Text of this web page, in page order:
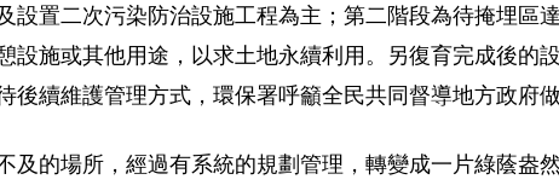
設置二次污染防治設施工程為主；第二階段為待掩埋區
設施或其他用途，以求土地永續利用。另復育完成後的
續維護管理方式，環保署呼籲全民共同督導地方政府做
的場所，經過有系統的規劃管理，轉變成一片綠蔭盎